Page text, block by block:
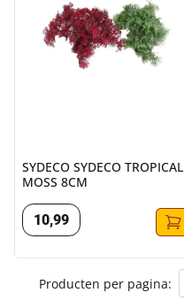
SYDECO SYDECO TROPICAL
MOSS 8CM
10,99
Producten per pagina: